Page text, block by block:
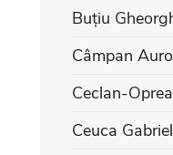
Buțiu
Câmpan
Ceclan-
Ceuca